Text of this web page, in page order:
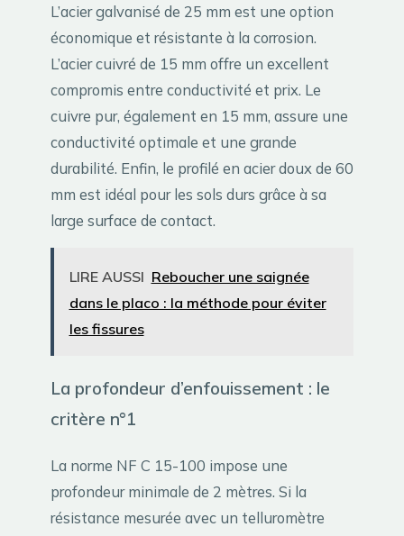
L’acier galvanisé de 25 mm est une option
économique et résistante à la corrosion.
L’acier cuivré de 15 mm offre un excellent
compromis entre conductivité et prix. Le
cuivre pur, également en 15 mm, assure une
conductivité optimale et une grande
durabilité. Enfin, le profilé en acier doux de 60
mm est idéal pour les sols durs grâce à sa
large surface de contact.
LIRE AUSSI Reboucher une saignée
dans le placo : la méthode pour éviter
les fissures
La profondeur d’enfouissement : le
critère n°1
La norme NF C 15-100 impose une
profondeur minimale de 2 mètres. Si la
résistance mesurée avec un telluromètre